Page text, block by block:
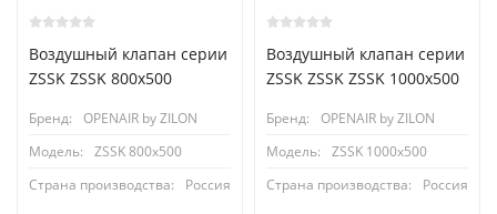
Воздушный клапан серии
ZSSK ZSSK 800х500
Бренд:
OPENAIR by ZILON
Модель:
ZSSK 800х500
Страна производства:
Россия
Воздушный клапан серии
ZSSK ZSSK ZSSK 1000х500
Бренд:
OPENAIR by ZILON
Модель:
ZSSK 1000х500
Страна производства:
Россия